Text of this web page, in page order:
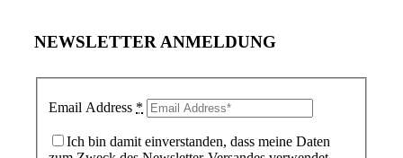
NEWSLETTER ANMELDUNG
Email Address *
Ich bin damit einverstanden, dass meine Daten